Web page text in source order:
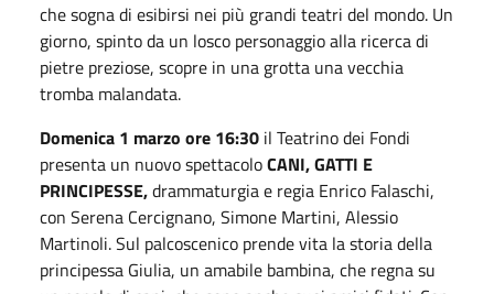
che sogna di esibirsi nei più grandi teatri del mondo. Un
giorno, spinto da un losco personaggio alla ricerca di
pietre preziose, scopre in una grotta una vecchia
tromba malandata.
Domenica 1 marzo ore 16:30 il Teatrino dei Fondi
presenta un nuovo spettacoloCANI, GATTI E
PRINCIPESSE,drammaturgia e regia Enrico Falaschi,
con Serena Cercignano, Simone Martini, Alessio
Martinoli. Sul palcoscenico prende vita la storia della
principessa Giulia, un amabile bambina, che regna su